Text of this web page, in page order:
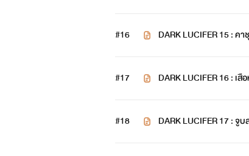
#16 DARK LUCIFER 15 : ค
#17 DARK LUCIFER 16 : เสื
#18 DARK LUCIFER 17 :